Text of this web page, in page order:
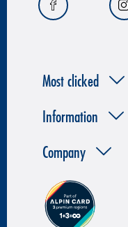
Most clicked
Information
Company